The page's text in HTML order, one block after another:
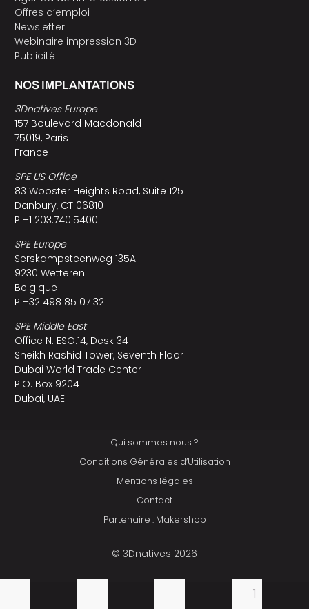
1
Offres d’emploi
Newsletter
Webinaire impression 3D
Publicité
NOS IMPLANTATIONS
3Dnatives Europe
157 Boulevard Macdonald
75019, Paris
France
SPE US Office
83 Wooster Heights Road, Suite 125
Danbury, CT 06810
P +1 203.740.5400
SPE Europe
Serskampsteenweg 135A
9230 Wetteren
Belgique
P +32 498 85 07 32
SPE Middle East
Office N. ESO:14, Desk 34
Sheikh Rashid Tower, Seventh Floor
Dubai World Trade Center
P.O. Box 9204
Dubai, UAE
Qui sommes nous ?
Conditions Générales d’Utilisation
Mentions légales
Contact
Partenaire : Makershop
© 3Dnatives 2026